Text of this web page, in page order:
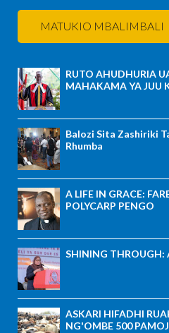
MATUKIO MBALIMBALI
RUTO AHUDHURIA
MAHAKAMA YA JUU
Balozi Sita Zashiriki
Rhumba
A LIFE IN GRACE:
POLYCARP PENGO
SHINING THROUGH:
ASKARI HIFADHI
NG'OMBE 500